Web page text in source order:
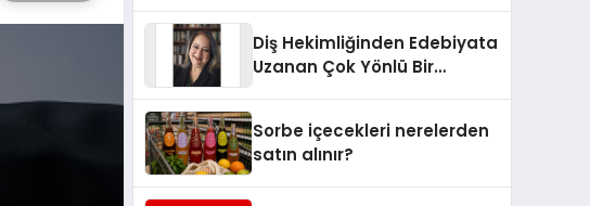
Diş Hekimliğinden Edebiyata
Uzanan Çok Yönlü Bir
Sorbe içecekleri nerelerden
satın alınır?